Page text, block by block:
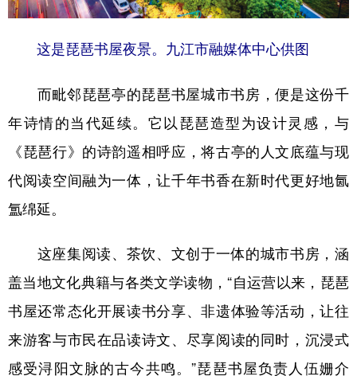
这是琵琶书屋夜景。九江市融媒体中心供图
而毗邻琵琶亭的琵琶书屋城市书房，便是这份千
年诗情的当代延续。它以琵琶造型为设计灵感，与
《琵琶行》的诗韵遥相呼应，将古亭的人文底蕴与现
代阅读空间融为一体，让千年书香在新时代更好地氤
氲绵延。
这座集阅读、茶饮、文创于一体的城市书房，涵
盖当地文化典籍与各类文学读物，“自运营以来，琵琶
书屋还常态化开展读书分享、非遗体验等活动，让往
来游客与市民在品读诗文、尽享阅读的同时，沉浸式
感受浔阳文脉的古今共鸣。”琵琶书屋负责人伍姗介